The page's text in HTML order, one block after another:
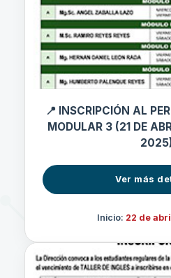
📍 INSCRIPCIÓN AL
MODULAR 3 (21 DE
Ver más
Inicio: 22 de